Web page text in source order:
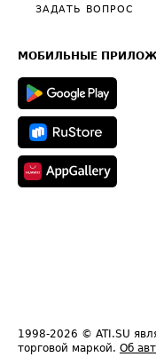
Общие положения
Полезное по перевозкам
Техническая информация
ЗАДАТЬ ВОПРОС
МОБИЛЬНЫЕ
1998-2026 © ATI.SU
торговой маркой. Об